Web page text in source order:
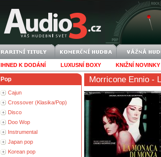
IHNED K DODÁNÍ LUXUSNÍ BOXY KNIŽNÍ NOVINKY
Pop
Cajun
Crossover (Klasika/Pop)
Disco
Doo Wop
Instrumental
Japan pop
Korean pop
Morricone Ennio -